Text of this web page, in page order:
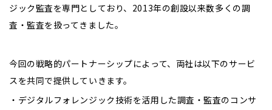
ジック監査を専門としており、2013年の創設以来数多くの調
査・監査を扱ってきました。
今回の戦略的パートナーシップによって、両社は以下のサービ
スを共同で提供していきます。
・デジタルフォレンジック技術を活用した調査・監査のコンサ